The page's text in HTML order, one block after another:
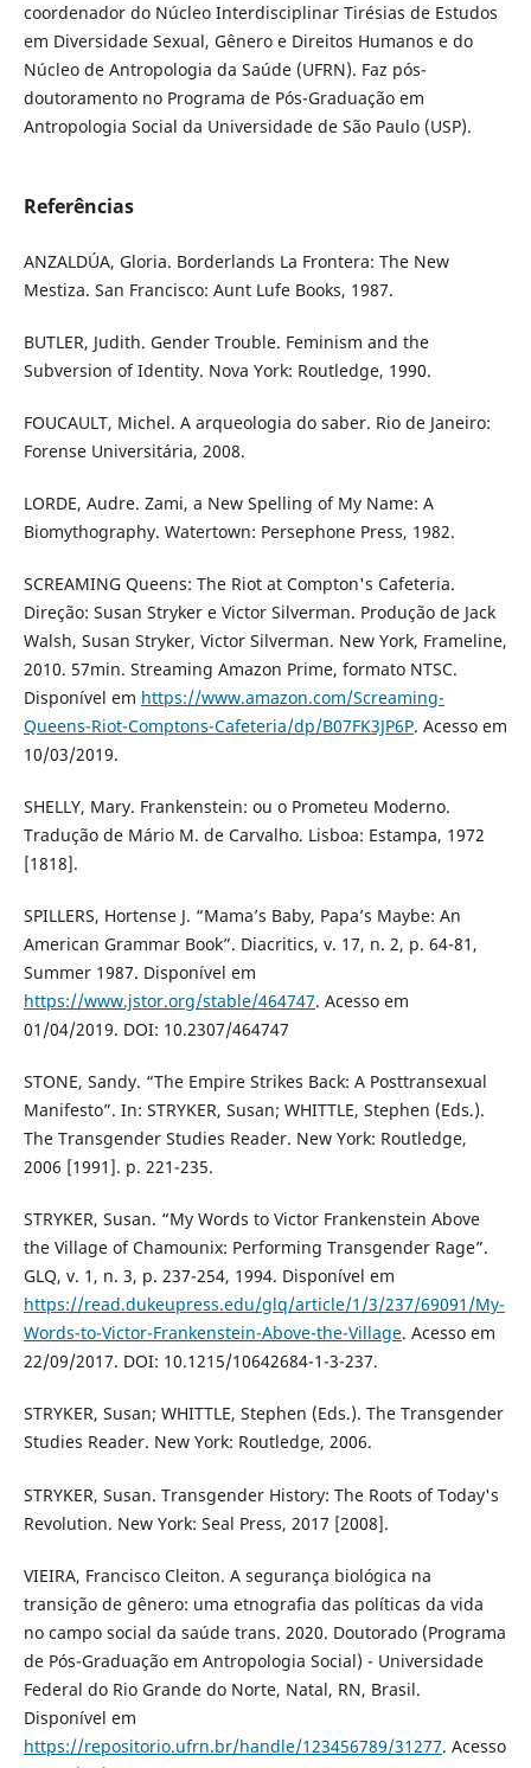
coordenador do Núcleo Interdisciplinar Tirésias de Estudos
em Diversidade Sexual, Gênero e Direitos Humanos e do
Núcleo de Antropologia da Saúde (UFRN). Faz pós-
doutoramento no Programa de Pós-Graduação em
Antropologia Social da Universidade de São Paulo (USP).
Referências
ANZALDÚA, Gloria. Borderlands La Frontera: The New
Mestiza. San Francisco: Aunt Lufe Books, 1987.
BUTLER, Judith. Gender Trouble. Feminism and the
Subversion of Identity. Nova York: Routledge, 1990.
FOUCAULT, Michel. A arqueologia do saber. Rio de Janeiro:
Forense Universitária, 2008.
LORDE, Audre. Zami, a New Spelling of My Name: A
Biomythography. Watertown: Persephone Press, 1982.
SCREAMING Queens: The Riot at Compton's Cafeteria.
Direção: Susan Stryker e Victor Silverman. Produção de Jack
Walsh, Susan Stryker, Victor Silverman. New York, Frameline,
2010. 57min. Streaming Amazon Prime, formato NTSC.
Disponível em https://www.amazon.com/Screaming-
Queens-Riot-Comptons-Cafeteria/dp/B07FK3JP6P. Acesso em
10/03/2019.
SHELLY, Mary. Frankenstein: ou o Prometeu Moderno.
Tradução de Mário M. de Carvalho. Lisboa: Estampa, 1972
[1818].
SPILLERS, Hortense J. “Mama’s Baby, Papa’s Maybe: An
American Grammar Book”. Diacritics, v. 17, n. 2, p. 64-81,
Summer 1987. Disponível em
https://www.jstor.org/stable/464747. Acesso em
01/04/2019. DOI: 10.2307/464747
STONE, Sandy. “The Empire Strikes Back: A Posttransexual
Manifesto”. In: STRYKER, Susan; WHITTLE, Stephen (Eds.).
The Transgender Studies Reader. New York: Routledge,
2006 [1991]. p. 221-235.
STRYKER, Susan. “My Words to Victor Frankenstein Above
the Village of Chamounix: Performing Transgender Rage”.
GLQ, v. 1, n. 3, p. 237-254, 1994. Disponível em
https://read.dukeupress.edu/glq/article/1/3/237/69091/My-
Words-to-Victor-Frankenstein-Above-the-Village. Acesso em
22/09/2017. DOI: 10.1215/10642684-1-3-237.
STRYKER, Susan; WHITTLE, Stephen (Eds.). The Transgender
Studies Reader. New York: Routledge, 2006.
STRYKER, Susan. Transgender History: The Roots of Today's
Revolution. New York: Seal Press, 2017 [2008].
VIEIRA, Francisco Cleiton. A segurança biológica na
transição de gênero: uma etnografia das políticas da vida
no campo social da saúde trans. 2020. Doutorado (Programa
de Pós-Graduação em Antropologia Social) - Universidade
Federal do Rio Grande do Norte, Natal, RN, Brasil.
Disponível em
https://repositorio.ufrn.br/handle/123456789/31277. Acesso